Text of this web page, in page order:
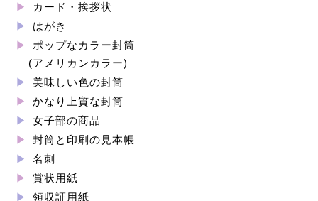
カード・挨拶状
はがき
ポップなカラー封筒
(アメリカンカラー)
美味しい色の封筒
かなり上質な封筒
女子部の商品
封筒と印刷の見本帳
名刺
賞状用紙
領収証用紙